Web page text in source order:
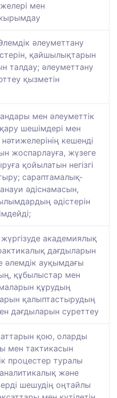
мен
әлеуметтану
қайшылықтарын
талдау; әлеуметтану
қызметін
мен әлеуметтік
шешімдері мен
кешенді
жоспарлауға, жүзеге
қойылатын негізгі
сараптамалық-
әдіснамасын,
әдістерін
академиялық
дағдыларын
әлемдік ауқымдағы
құбылыстар мен
құрудың
қалыптастырудың
дағдыларын суреттеу
қою, оларды
мен тактикасын
процестер туралы
және
шешудің оңтайлы